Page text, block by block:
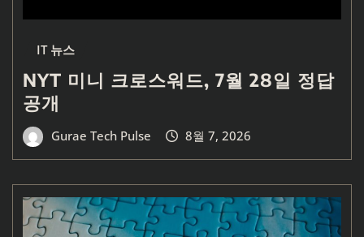
IT 뉴스
NYT 미니 크로스워드, 7월 28일 정답
공개
Gurae Tech Pulse 8월 7, 2026